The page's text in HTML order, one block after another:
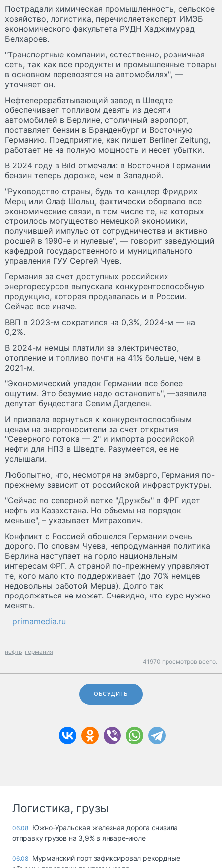
Пострадали химическая промышленность, сельское
хозяйство, логистика, перечисляетэксперт ИМЭБ
экономического факультета РУДН Хаджимурад
Белхароев.
"Транспортные компании, естественно, розничная
сеть, так как все продукты и промышленные товары
в основном перевозятся на автомобилях", —
уточняет он.
Нефтеперерабатывающий завод в Шведте
обеспечивает топливом девять из десяти
автомобилей в Берлине, столичный аэропорт,
поставляет бензин в Бранденбург и Восточную
Германию. Предприятие, как пишет Berliner Zeitung,
работает не на полную мощность и несет убытки.
В 2024 году в Bild отмечали: в Восточной Германии
бензин теперь дороже, чем в Западной.
"Руководство страны, будь то канцлер Фридрих
Мерц или Олаф Шольц, фактически оборвало все
экономические связи, в том числе те, на которых
строилось могущество немецкой экономики,
получившей импульс от сотрудничества и активно
росшей в 1990-е и нулевые", — говорит заведующий
кафедрой государственного и муниципального
управления ГУУ Сергей Чуев.
Германия за счет доступных российских
энергоресурсов выпускала конкурентоспособную
продукцию, которая продавалась и в России.
Сейчас все иначе.
ВВП в 2023-м сократился на 0,3%, 2024-м — на
0,2%.
В 2024-м немцы платили за электричество,
отопление и топливо почти на 41% больше, чем в
2021-м.
"Экономический упадок Германии все более
ощутим. Это безумие надо остановить", —заявила
депутат бундестага Севим Дагделен.
И призвала вернуться к конкурентоспособным
ценам на энергоносители за счет открытия
"Северного потока — 2" и импорта российской
нефти для НПЗ в Шведте. Разумеется, ее не
услышали.
Любопытно, что, несмотря на эмбарго, Германия по-
прежнему зависит от российской инфраструктуры.
"Сейчас по северной ветке "Дружбы" в ФРГ идет
нефть из Казахстана. Но объемы на порядок
меньше", – указывает Митрахович.
Конфликт с Россией обошелся Германии очень
дорого. По словам Чуева, непродуманная политика
Берлина наступает на горло национальным
интересам ФРГ. А страной по-прежнему управляют
те, кого мало кто поддерживает (до 70% немцев
недовольны работой Мерца). Долго так
продолжаться не может. Очевидно, что курс нужно
менять.
primamedia.ru
нефть германия
41970 просмотров всего.
ОБСУДИТЬ
Логистика, грузы
06.08 Южно-Уральская железная дорога снизила
отправку грузов на 3,9% в январе-июле
06.08 Мурманский порт зафиксировал рекордные